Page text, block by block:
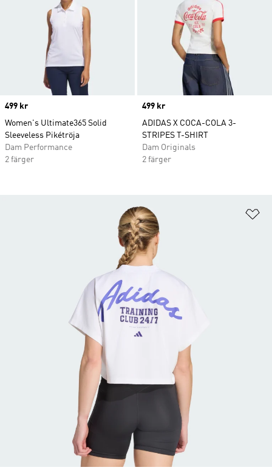
Price
499 kr
Women's Ultimate365 Solid
Sleeveless Pikétröja
Dam Performance
2 färger
Price
499 kr
ADIDAS X COCA-COLA 3-
STRIPES T-SHIRT
Dam Originals
2 färger